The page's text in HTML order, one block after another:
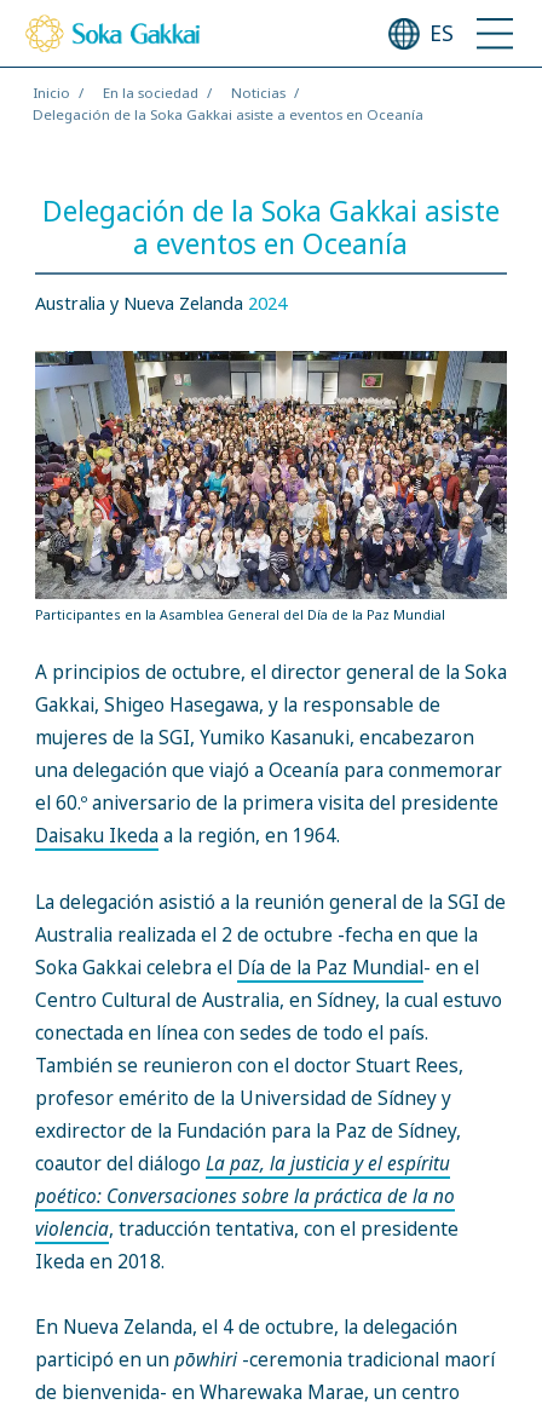
ES
Inicio En la sociedad
Noticias
Delegación de la Soka Gakkai asiste a eventos en Oceanía
Delegación de la Soka Gakkai asiste
a eventos en Oceanía
Australia y Nueva Zelanda 2024
Participantes en la Asamblea General del Día de la Paz Mundial
A principios de octubre, el director general de la Soka
Gakkai, Shigeo Hasegawa, y la responsable de
mujeres de la SGI, Yumiko Kasanuki, encabezaron
una delegación que viajó a Oceanía para conmemorar
el 60.º aniversario de la primera visita del presidente
Daisaku Ikedaa la región, en 1964.
La delegación asistió a la reunión general de la SGI de
Australia realizada el 2 de octubre -fecha en que la
Soka Gakkai celebra el Día de la Paz Mundial- en el
Centro Cultural de Australia, en Sídney, la cual estuvo
conectada en línea con sedes de todo el país.
También se reunieron con el doctor Stuart Rees,
profesor emérito de la Universidad de Sídney y
exdirector de la Fundación para la Paz de Sídney,
coautor del diálogo La paz, la justicia y el espíritu
poético: Conversaciones sobre la práctica de la no
violencia, traducción tentativa, con el presidente
Ikeda en 2018.
En Nueva Zelanda, el 4 de octubre, la delegación
participó en unpōwhiri-ceremonia tradicional maorí
de bienvenida- en Wharewaka Marae, un centro